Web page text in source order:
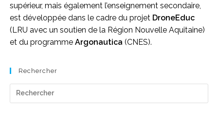
supérieur, mais également l’enseignement secondaire,
est développée dans le cadre du projet DroneEduc
(LRU avec un soutien de la Région Nouvelle Aquitaine)
et du programme Argonautica (CNES).
Rechercher